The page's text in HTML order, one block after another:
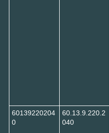
60139220204
0
60.13.9.220.2
040